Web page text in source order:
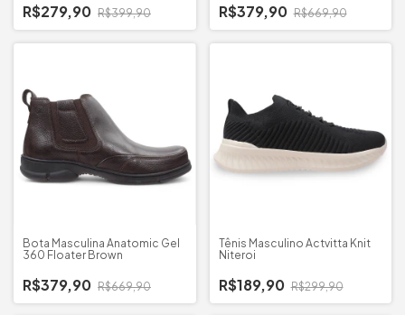
R$279,90 R$399,90 R$379,90 R$669,90
Bota Masculina Anatomic Gel
360 Floater Brown
R$379,90 R$669,90
Tênis Masculino Actvitta Knit
Niteroi
R$189,90 R$299,90